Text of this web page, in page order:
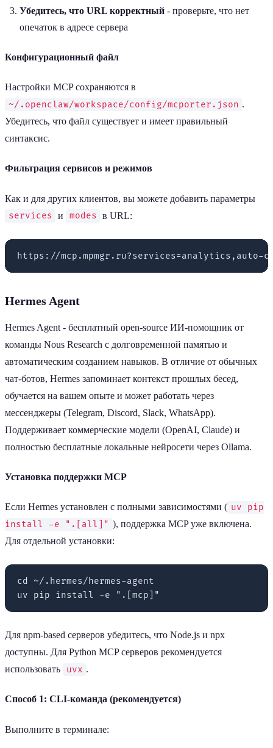
Убедитесь, что URL корректный - проверьте, что нет
опечаток в адресе сервера
Конфигурационный файл
Настройки MCP сохраняются в
~/.openclaw/workspace/config/mcporter.json .
Убедитесь, что файл существует и имеет правильный
синтаксис.
Фильтрация сервисов и режимов
Как и для других клиентов, вы можете добавить параметры
services и modes в URL:
Hermes Agent
Hermes Agent - бесплатный open-source ИИ-помощник от
команды Nous Research с долговременной памятью и
автоматическим созданием навыков. В отличие от обычных
чат-ботов, Hermes запоминает контекст прошлых бесед,
обучается на вашем опыте и может работать через
мессенджеры (Telegram, Discord, Slack, WhatsApp).
Поддерживает коммерческие модели (OpenAI, Claude) и
полностью бесплатные локальные нейросети через Ollama.
Установка поддержки MCP
Если Hermes установлен с полными зависимостями ( uv pip
install -e ".[all]" ), поддержка MCP уже включена.
Для отдельной установки:
cd ~/.hermes/hermes-agent
Для npm-based серверов убедитесь, что Node.js и npx
доступны. Для Python MCP серверов рекомендуется
использовать
uvx .
Способ 1: CLI-команда (рекомендуется)
Выполните в терминале: